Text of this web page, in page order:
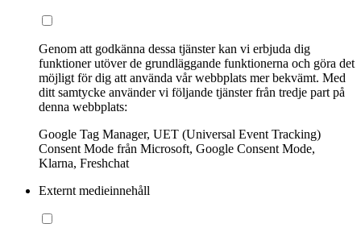
Genom att godkänna dessa tjänster kan vi erbjuda dig
funktioner utöver de grundläggande funktionerna och göra det
möjligt för dig att använda vår webbplats mer bekvämt. Med
ditt samtycke använder vi följande tjänster från tredje part på
denna webbplats:
Google Tag Manager, UET (Universal Event Tracking)
Consent Mode från Microsoft, Google Consent Mode,
Klarna, Freshchat
Externt medieinnehåll